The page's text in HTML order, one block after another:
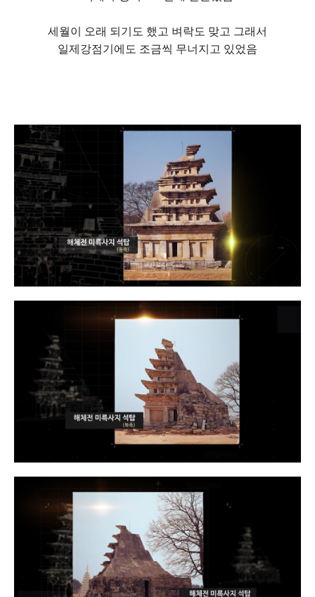
세월이 오래 되기도 했고 벼락도 맞고 그래서
일제강점기에도 조금씩 무너지고 있었음